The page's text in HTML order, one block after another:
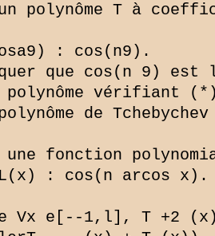
polynôme T à
: cos(n9).
que cos(n 9)
polynôme vérifiant
de
fonction
: cos(n arcos x).
Vx e[--1,l], T +2